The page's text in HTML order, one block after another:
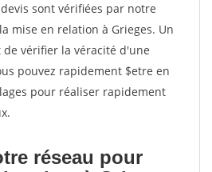
sont vérifiées par notre
mise en relation à Grieges. Un
vérifier la véracité d'une
pouvez rapidement $etre en
pour réaliser rapidement
réseau pour